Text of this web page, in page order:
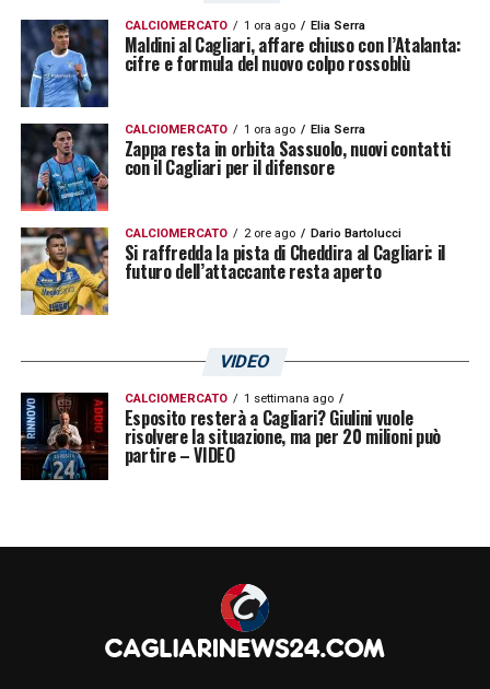
CALCIOMERCATO 1 ora ago Elia Serra
Maldini al Cagliari, affare chiuso con l’Atalanta:
cifre e formula del nuovo colpo rossoblù
CALCIOMERCATO 1 ora ago Elia Serra
Zappa resta in orbita Sassuolo, nuovi contatti
con il Cagliari per il difensore
CALCIOMERCATO 2 ore ago Dario Bartolucci
Si raffredda la pista di Cheddira al Cagliari: il
futuro dell’attaccante resta aperto
VIDEO
CALCIOMERCATO 1 settimana ago
Esposito resterà a Cagliari? Giulini vuole
risolvere la situazione, ma per 20 milioni può
partire – VIDEO